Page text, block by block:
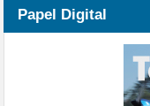
Papel Digital